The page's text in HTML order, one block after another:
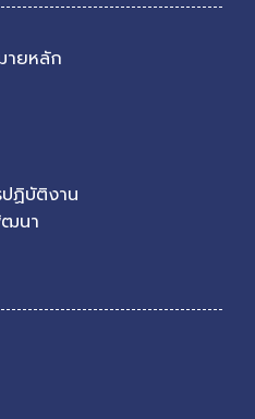
ายหลัก
ปฏิบัติงาน
ฒนา